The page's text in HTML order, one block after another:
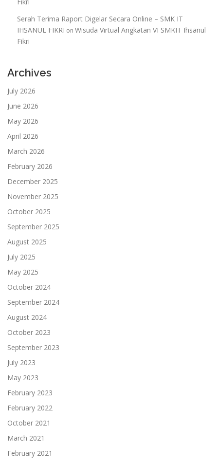
Serah Terima Raport Digelar Secara Online – SMK IT
IHSANUL FIKRI on Wisuda Virtual Angkatan VI SMKIT Ihsanul
Fikri
Archives
July 2026
June 2026
May 2026
April 2026
March 2026
February 2026
December 2025
November 2025
October 2025
September 2025
August 2025
July 2025
May 2025
October 2024
September 2024
August 2024
October 2023
September 2023
July 2023
May 2023
February 2023
February 2022
October 2021
March 2021
February 2021